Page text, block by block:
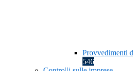
Provvedimenti
546